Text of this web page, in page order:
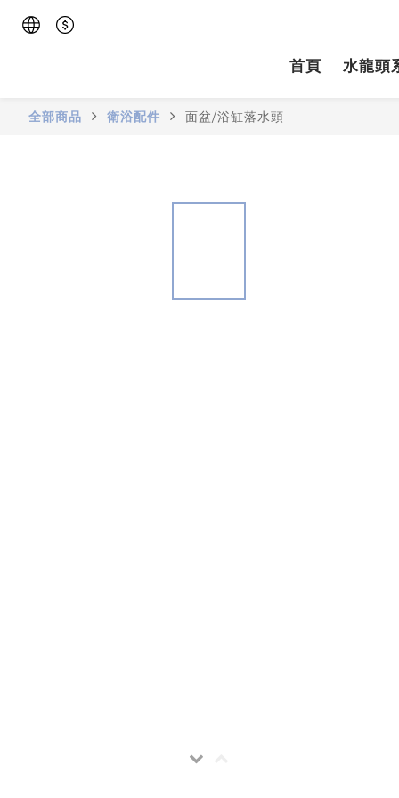
首頁 水龍頭
全部商品 衛浴配件 面盆/浴缸落水頭